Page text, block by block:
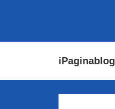
iPaginablog